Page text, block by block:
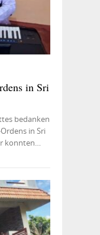
in Sri
bedanken
in Sri
konnten…